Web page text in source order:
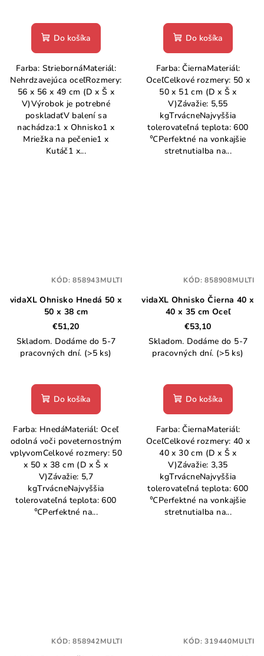
Do košíka
Farba: StriebornáMateriál:
Nehrdzavejúca oceľRozmery:
56 x 56 x 49 cm (D x Š x
V)Výrobok je potrebné
poskladaťV balení sa
nachádza:1 x Ohnisko1 x
Mriežka na pečenie1 x
Kutáč1 x...
Do košíka
Farba: ČiernaMateriál:
OceľCelkové rozmery: 50 x
50 x 51 cm (D x Š x
V)Závažie: 5,55
kgTrvácneNajvyššia
tolerovateľná teplota: 600
℃Perfektné na vonkajšie
stretnutiaIba na...
vidaXL Ohnisko Hnedá 50 x
50 x 38 cm
€51,20
Skladom. Dodáme do 5-7
pracovných dní. (>5 ks)
Do košíka
Farba: HnedáMateriál: Oceľ
odolná voči poveternostným
vplyvomCelkové rozmery: 50
x 50 x 38 cm (D x Š x
V)Závažie: 5,7
kgTrvácneNajvyššia
tolerovateľná teplota: 600
℃Perfektné na...
KÓD:858943MULTI
vidaXL Ohnisko Čierna 40 x
40 x 35 cm Oceľ
€53,10
Skladom. Dodáme do 5-7
pracovných dní. (>5 ks)
Do košíka
Farba: ČiernaMateriál:
OceľCelkové rozmery: 40 x
40 x 30 cm (D x Š x
V)Závažie: 3,35
kgTrvácneNajvyššia
tolerovateľná teplota: 600
℃Perfektné na vonkajšie
stretnutiaIba na...
KÓD:858908MULTI
KÓD:858942MULTI KÓD:319440MULTI